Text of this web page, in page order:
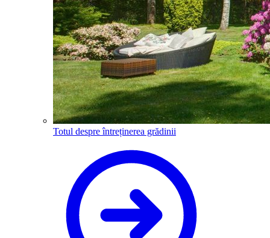
Totul despre întreținerea grădinii